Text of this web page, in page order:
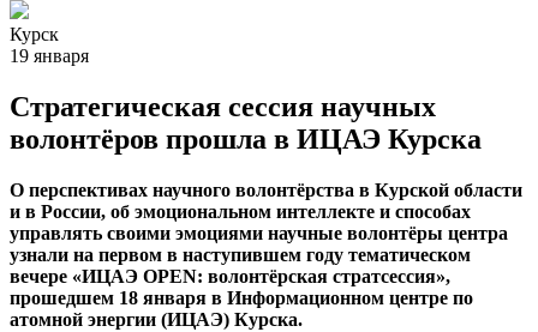
Курск
19 января
Стратегическая сессия научных
волонтёров прошла в ИЦАЭ Курска
О перспективах научного волонтёрства в Курской области
и в России, об эмоциональном интеллекте и способах
управлять своими эмоциями научные волонтёры центра
узнали на первом в наступившем году тематическом
вечере «ИЦАЭ OPEN: волонтёрская стратсессия»,
прошедшем 18 января в Информационном центре по
атомной энергии (ИЦАЭ) Курска.